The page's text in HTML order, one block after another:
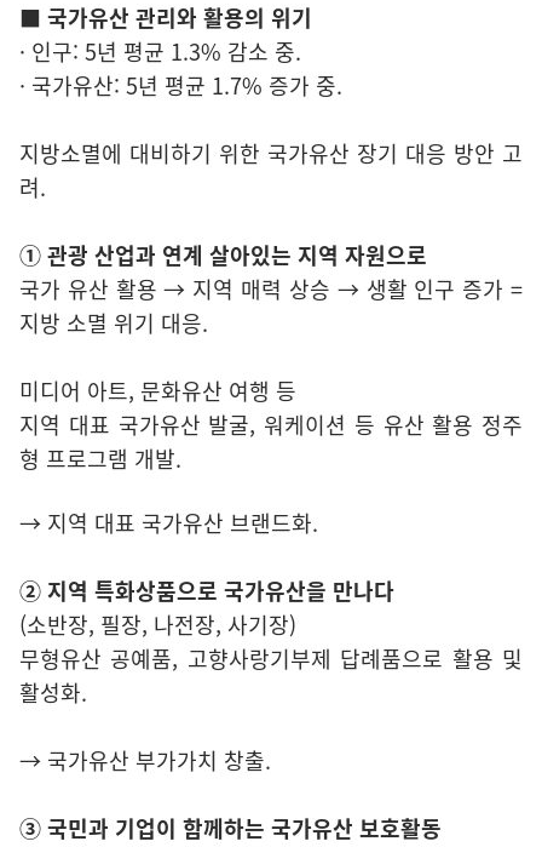
■ 국가유산 관리와 활용의 위기
· 인구: 5년 평균 1.3% 감소 중.
· 국가유산: 5년 평균 1.7% 증가 중.
지방소멸에 대비하기 위한 국가유산 장기 대응 방안 고
려.
① 관광 산업과 연계 살아있는 지역 자원으로
국가 유산 활용 → 지역 매력 상승 → 생활 인구 증가 =
지방 소멸 위기 대응.
미디어 아트, 문화유산 여행 등
지역 대표 국가유산 발굴, 워케이션 등 유산 활용 정주
형 프로그램 개발.
→ 지역 대표 국가유산 브랜드화.
② 지역 특화상품으로 국가유산을 만나다
(소반장, 필장, 나전장, 사기장)
무형유산 공예품, 고향사랑기부제 답례품으로 활용 및
활성화.
→ 국가유산 부가가치 창출.
③ 국민과 기업이 함께하는 국가유산 보호활동